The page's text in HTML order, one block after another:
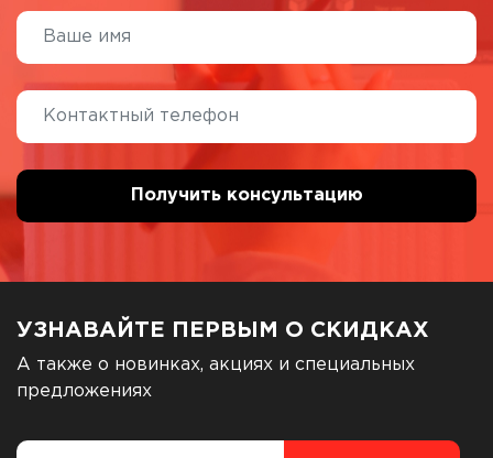
УЗНАВАЙТЕ ПЕРВЫМ О СКИДКАХ
А также о новинках, акциях и специальных
предложениях